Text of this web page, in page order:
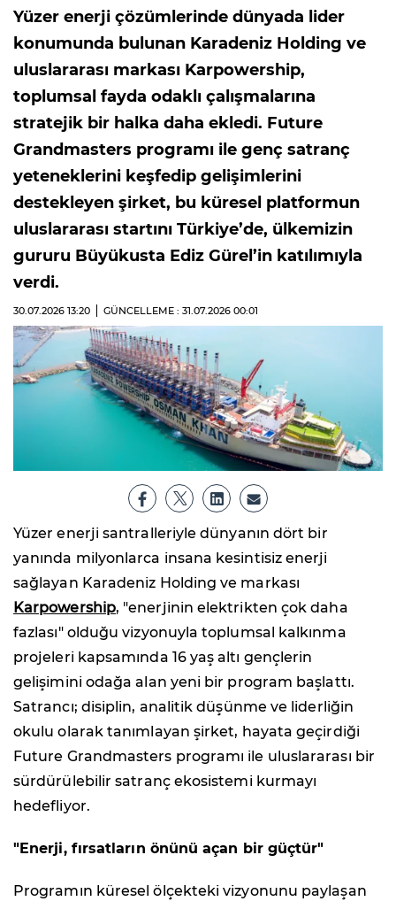
Yüzer enerji çözümlerinde dünyada lider
konumunda bulunan Karadeniz Holding ve
uluslararası markası Karpowership,
toplumsal fayda odaklı çalışmalarına
stratejik bir halka daha ekledi. Future
Grandmasters programı ile genç satranç
yeteneklerini keşfedip gelişimlerini
destekleyen şirket, bu küresel platformun
uluslararası startını Türkiye’de, ülkemizin
gururu Büyükusta Ediz Gürel’in katılımıyla
verdi.
30.07.2026 13:20 GÜNCELLEME : 31.07.2026 00:01
Yüzer enerji santralleriyle dünyanın dört bir
yanında milyonlarca insana kesintisiz enerji
sağlayan Karadeniz Holding ve markası
Karpowership, "enerjinin elektrikten çok daha
fazlası" olduğu vizyonuyla toplumsal kalkınma
projeleri kapsamında 16 yaş altı gençlerin
gelişimini odağa alan yeni bir program başlattı.
Satrancı; disiplin, analitik düşünme ve liderliğin
okulu olarak tanımlayan şirket, hayata geçirdiği
Future Grandmasters programı ile uluslararası bir
sürdürülebilir satranç ekosistemi kurmayı
hedefliyor.
"Enerji, fırsatların önünü açan bir güçtür"
Programın küresel ölçekteki vizyonunu paylaşan